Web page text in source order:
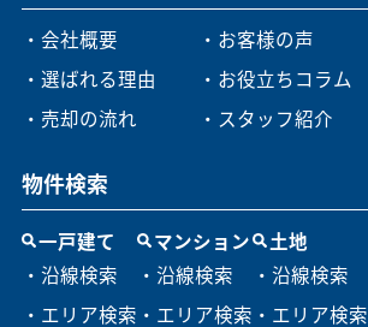
・会社概要
・選ばれる理由
・売却の流れ
・お客様の声
・お役立ちコラム
・スタッフ紹介
物件検索
一戸建て
・沿線検索
・エリア検索
マンション
・沿線検索
・エリア検索
土地
・沿線検索
・エリア検索